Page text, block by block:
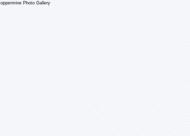
Photo Gallery